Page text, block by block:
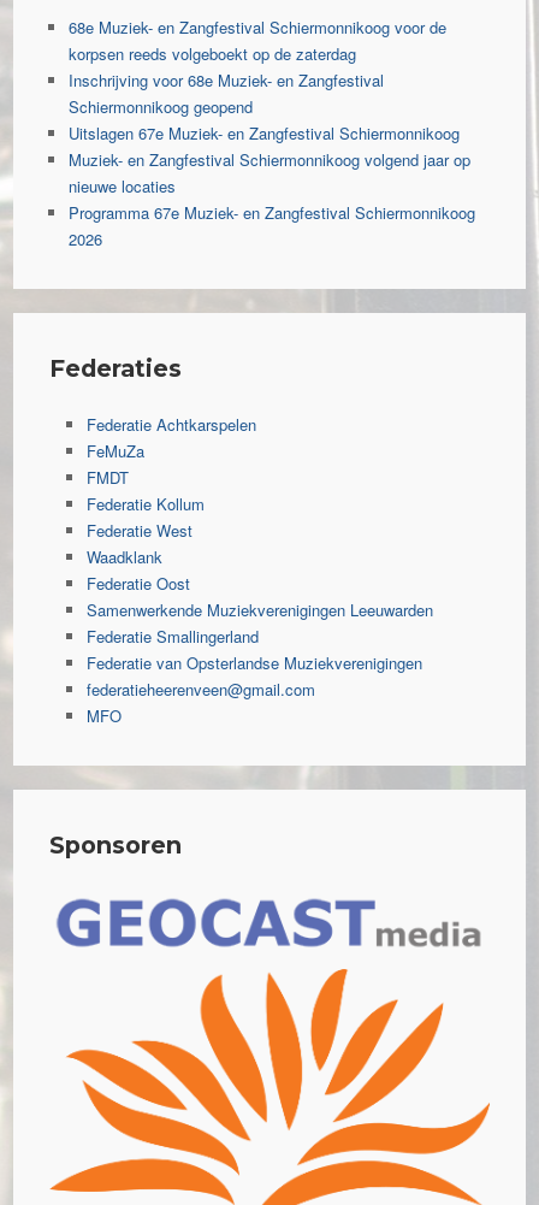
68e Muziek- en Zangfestival Schiermonnikoog voor de
korpsen reeds volgeboekt op de zaterdag
Inschrijving voor 68e Muziek- en Zangfestival
Schiermonnikoog geopend
Uitslagen 67e Muziek- en Zangfestival Schiermonnikoog
Muziek- en Zangfestival Schiermonnikoog volgend jaar op
nieuwe locaties
Programma 67e Muziek- en Zangfestival Schiermonnikoog
2026
Federaties
Federatie Achtkarspelen
FeMuZa
FMDT
Federatie Kollum
Federatie West
Waadklank
Federatie Oost
Samenwerkende Muziekverenigingen Leeuwarden
Federatie Smallingerland
Federatie van Opsterlandse Muziekverenigingen
federatieheerenveen@gmail.com
MFO
Sponsoren